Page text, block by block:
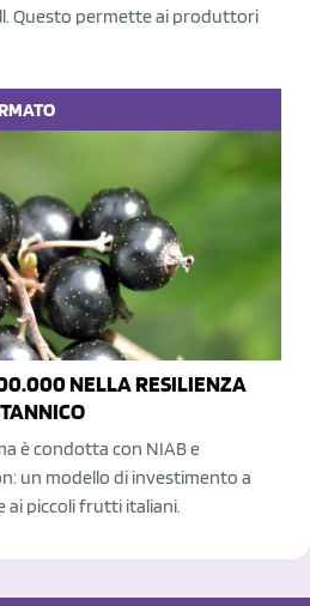
Questo permette ai produttori
NELLA RESILIENZA
è condotta con NIAB e
un modello di investimento a
ai piccoli frutti italiani.